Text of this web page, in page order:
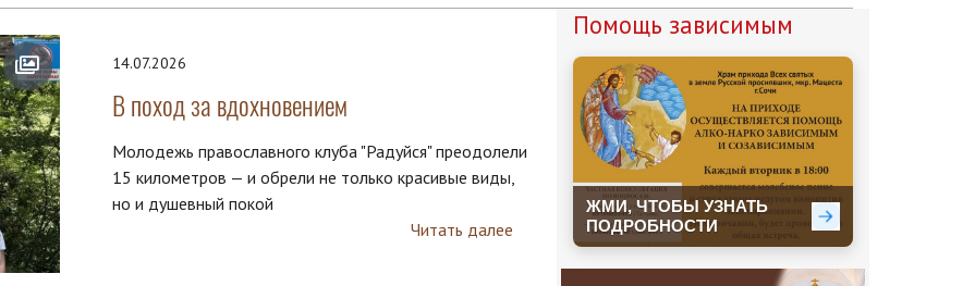
14.07.2026
В поход за вдохновением
Молодежь православного клуба "Радуйся" преодолели
15 километров — и обрели не только красивые виды,
но и душевный покой
Читать далее
Помощь зависимым